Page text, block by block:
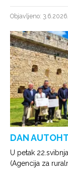
Objavljeno: 3.6.2026.
DAN
U petak
(Agencija za